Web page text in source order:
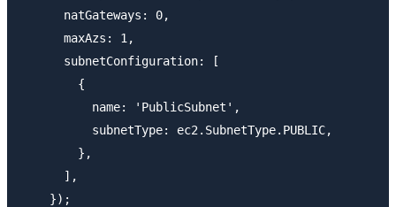
      natGateways: 0,
      maxAzs: 1,
      subnetConfiguration: [
        {
          name: 'PublicSubnet',
          subnetType: ec2.SubnetType.PUBLIC,
        },
      ],
    });